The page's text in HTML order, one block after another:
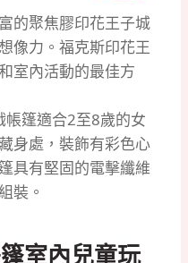
的聚焦膠印花王子城
像力。福克斯印花王
室內活動的最佳方
帳篷適合2至8歲的女
身處，裝飾有彩色心
具有堅固的電擊纖維
裝。
室內兒童玩